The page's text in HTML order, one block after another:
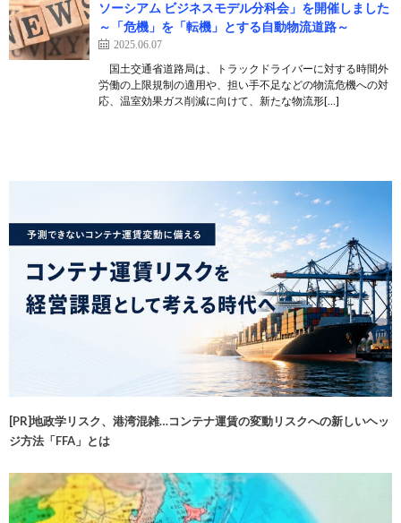
ソーシアム ビジネスモデル分科会」を開催しました
～「危機」を「転機」とする自動物流道路～
2025.06.07
国土交通省道路局は、トラックドライバーに対する時間外
労働の上限規制の適用や、担い手不足などの物流危機への対
応、温室効果ガス削減に向けて、新たな物流形[…]
[PR]地政学リスク、港湾混雑…コンテナ運賃の変動リスクへの新しいヘッ
ジ方法「FFA」とは